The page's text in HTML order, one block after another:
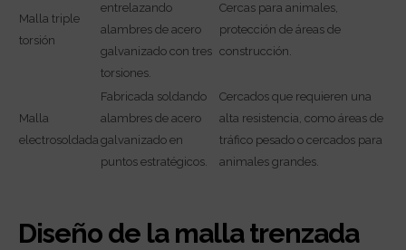
Malla triple
torsión
entrelazando
alambres de acero
galvanizado con tres
torsiones.
Cercas para animales,
protección de áreas de
construcción.
Malla
electrosoldada
Fabricada soldando
alambres de acero
galvanizado en
puntos estratégicos.
Cercados que requieren una
alta resistencia, como áreas de
tráfico pesado o cercados para
animales grandes.
Diseño de la malla trenzada